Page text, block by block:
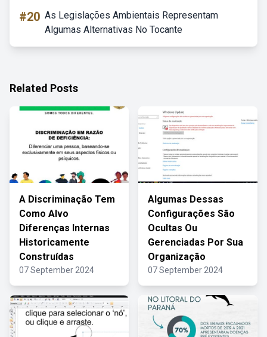
#20 As Legislações Ambientais Representam
Algumas Alternativas No Tocante
Related Posts
A Discriminação Tem
Como Alvo
Diferenças Internas
Historicamente
Construídas
07 September 2024
Algumas Dessas
Configurações São
Ocultas Ou
Gerenciadas Por Sua
Organização
07 September 2024